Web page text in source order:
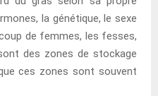
la génétique, le sexe
de femmes, les fesses,
des zones de stockage
ces zones sont souvent